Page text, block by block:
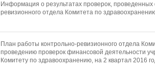
Информация о результатах проверок,
ревизионного отдела Комитета по
План работы контрольно-ревизионного отдела
проведению проверок финансовой деятельности
Комитету по здравоохранению, на 2 квартал 2016